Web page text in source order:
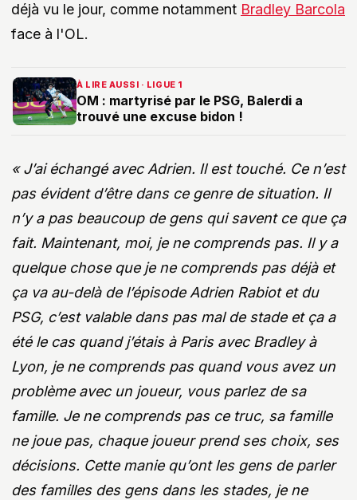
déjà vu le jour, comme notamment Bradley Barcola
face à l'OL.
À LIRE AUSSI · LIGUE 1
OM : martyrisé par le PSG, Balerdi a
trouvé une excuse bidon !
« J’ai échangé avec Adrien. Il est touché. Ce n’est
pas évident d’être dans ce genre de situation. Il
n’y a pas beaucoup de gens qui savent ce que ça
fait. Maintenant, moi, je ne comprends pas. Il y a
quelque chose que je ne comprends pas déjà et
ça va au-delà de l’épisode Adrien Rabiot et du
PSG, c’est valable dans pas mal de stade et ça a
été le cas quand j’étais à Paris avec Bradley à
Lyon, je ne comprends pas quand vous avez un
problème avec un joueur, vous parlez de sa
famille. Je ne comprends pas ce truc, sa famille
ne joue pas, chaque joueur prend ses choix, ses
décisions. Cette manie qu’ont les gens de parler
des familles des gens dans les stades, je ne